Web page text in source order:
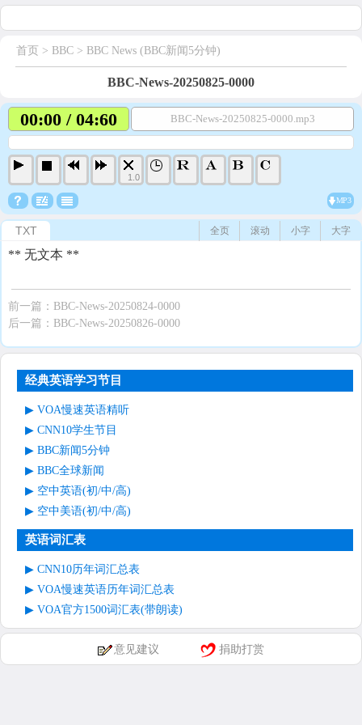
首页 > BBC > BBC News (BBC新闻5分钟)
BBC-News-20250825-0000
00:00 / 04:60 BBC-News-20250825-0000.mp3
1.0
MP3
TXT 大字
小字
滚动
全页
** 无文本 **
前一篇： BBC-News-20250824-0000
后一篇： BBC-News-20250826-0000
经典英语学习节目
VOA慢速英语精听
CNN10学生节目
BBC新闻5分钟
BBC全球新闻
空中英语(初/中/高)
空中美语(初/中/高)
英语词汇表
CNN10历年词汇总表
VOA慢速英语历年词汇总表
VOA官方1500词汇表(带朗读)
意见建议 捐助打赏